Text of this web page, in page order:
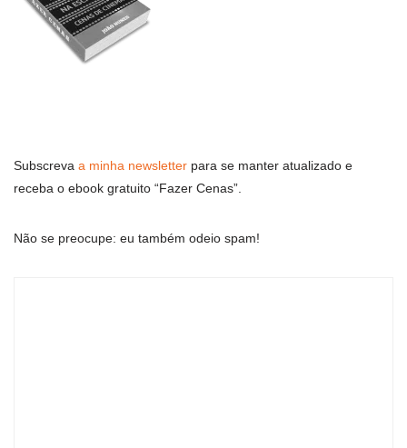
Subscreva a minha newsletter para se manter atualizado e
receba o ebook gratuito “Fazer Cenas”.
Não se preocupe: eu também odeio spam!